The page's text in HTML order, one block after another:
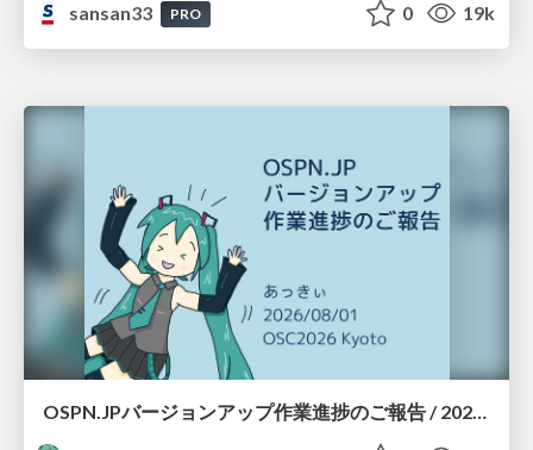
sansan33
PRO 0 19k